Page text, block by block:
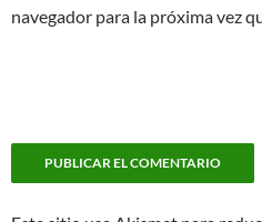
navegador para la próxima vez